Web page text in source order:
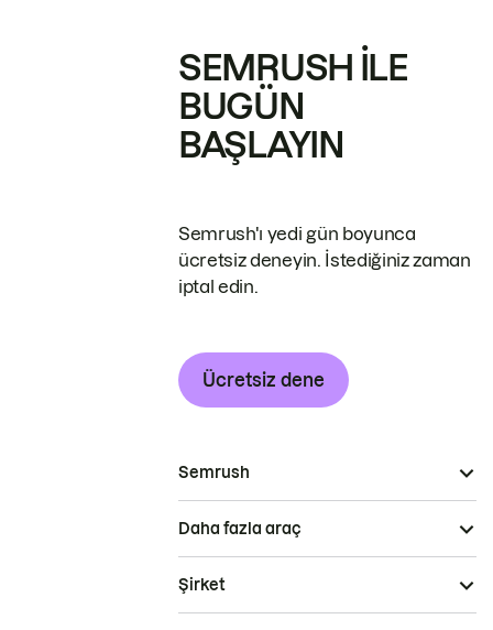
SEMRUSH ILE
BUGÜN
BAŞLAYIN
Semrush'ı yedi gün boyunca
ücretsiz deneyin. İstediğiniz zaman
iptal edin.
Ücretsiz dene
Semrush
Daha fazla araç
Şirket